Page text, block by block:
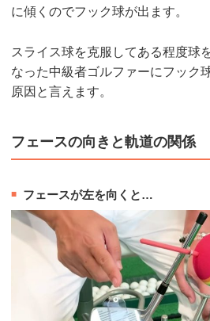
に傾くのでフック球が出ます。
スライス球を克服してある程度球
なった中級者ゴルファーにフック
原因と言えます。
フェースの向きと軌道の関係
フェースが左を向くと…